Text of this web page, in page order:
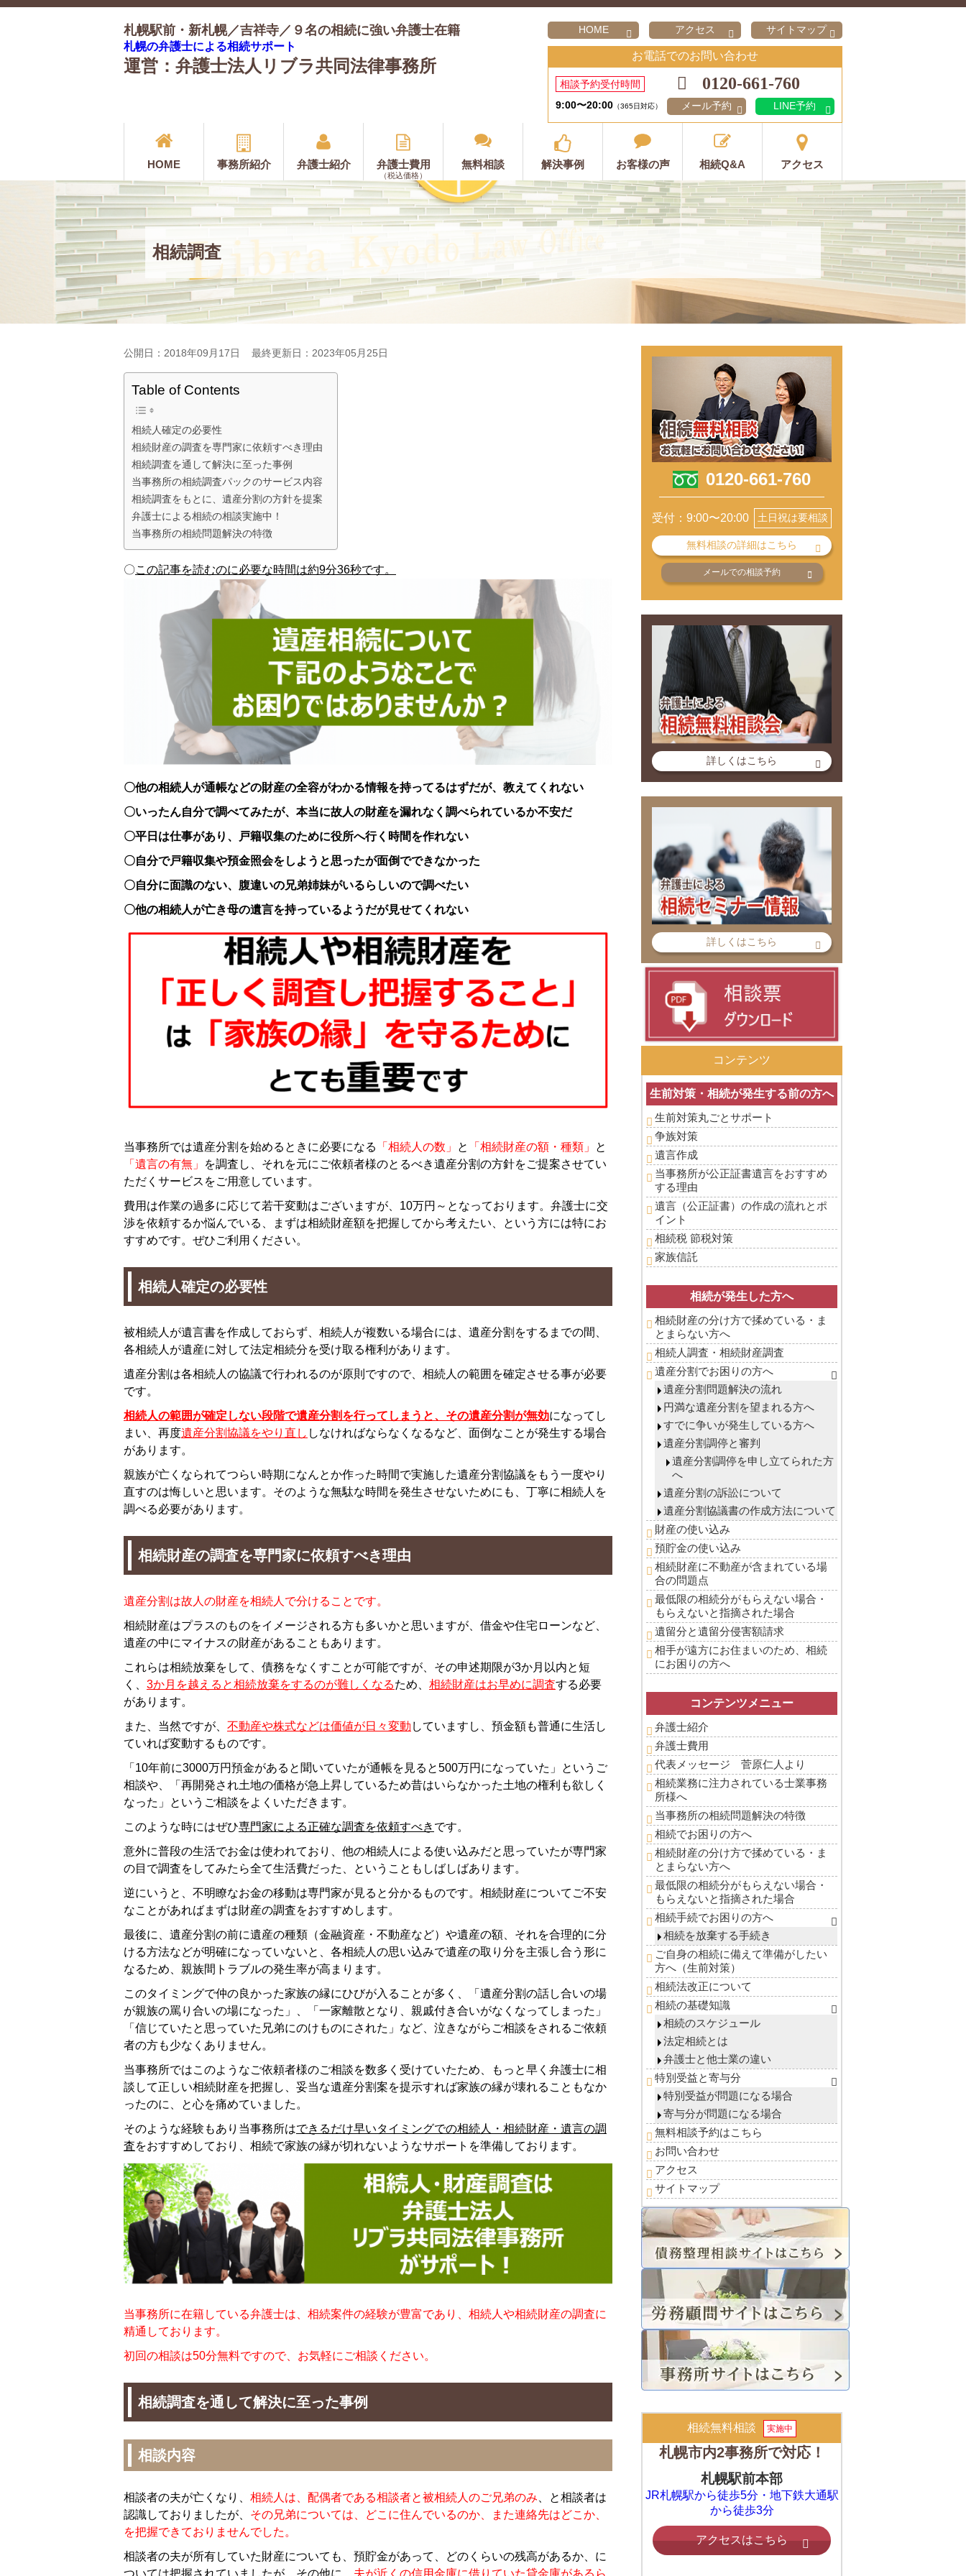
札幌駅前・新札幌／吉祥寺／９名の相続に強い弁護士在籍
札幌の弁護士による相続サポート
運営：弁護士法人リブラ共同法律事務所
HOME アクセス サイトマップ
お電話でのお問い合わせ
相談予約受付時間
9:00〜20:00 （365日対応）
0120-661-760
メール予約 LINE予約
HOME 事務所紹介 弁護士紹介 弁護士費用
（税込価格）
無料相談 解決事例 お客様の声 相続Q&A アクセス
相続調査
公開日：2018年09月17日 最終更新日：2023年05月25日
Table of Contents
相続人確定の必要性
相続財産の調査を専門家に依頼すべき理由
相続調査を通して解決に至った事例
当事務所の相続調査パックのサービス内容
相続調査をもとに、遺産分割の方針を提案
弁護士による相続の相談実施中！
当事務所の相続問題解決の特徴
〇この記事を読むのに必要な時間は約9分36秒です。
〇他の相続人が通帳などの財産の全容がわかる情報を持ってるはずだが、教えてくれない
〇いったん自分で調べてみたが、本当に故人の財産を漏れなく調べられているか不安だ
〇平日は仕事があり、戸籍収集のために役所へ行く時間を作れない
〇自分で戸籍収集や預金照会をしようと思ったが面倒でできなかった
〇自分に面識のない、腹違いの兄弟姉妹がいるらしいので調べたい
〇他の相続人が亡き母の遺言を持っているようだが見せてくれない
当事務所では遺産分割を始めるときに必要になる 「相続人の数」 と 「相続財産の額・種類」
と
「遺言の有無」
を調査し、それを元にご依頼者様のとるべき遺産分割の方針をご提案させてい
ただくサービスをご用意しています。
費用は作業の過多に応じて若干変動はございますが、10万円～となっております。弁護士に交
渉を依頼するか悩んでいる、まずは相続財産額を把握してから考えたい、という方には特にお
すすめです。ぜひご利用ください。
相続人確定の必要性
被相続人が遺言書を作成しておらず、相続人が複数いる場合には、遺産分割をするまでの間、
各相続人が遺産に対して法定相続分を受け取る権利があります。
遺産分割は各相続人の協議で行われるのが原則ですので、相続人の範囲を確定させる事が必要
です。
相続人の範囲が確定しない段階で遺産分割を行ってしまうと、その遺産分割が無効になってし
まい、再度遺産分割協議をやり直し しなければならなくなるなど、面倒なことが発生する場合
があります。
親族が亡くなられてつらい時期になんとか作った時間で実施した遺産分割協議をもう一度やり
直すのは悔しいと思います。そのような無駄な時間を発生させないためにも、丁寧に相続人を
調べる必要があります。
相続財産の調査を専門家に依頼すべき理由
遺産分割は故人の財産を相続人で分けることです。
相続財産はプラスのものをイメージされる方も多いかと思いますが、借金や住宅ローンなど、
遺産の中にマイナスの財産があることもあります。
これらは相続放棄をして、債務をなくすことが可能ですが、その申述期限が3か月以内と短
く、 3か月を越えると相続放棄をするのが難しくなるため、 相続財産はお早めに調査する必要
があります。
また、当然ですが、 不動産や株式などは価値が日々変動 していますし、預金額も普通に生活し
ていれば変動するものです。
「10年前に3000万円預金があると聞いていたが通帳を見ると500万円になっていた」というご
相談や、「再開発され土地の価格が急上昇しているため昔はいらなかった土地の権利も欲しく
なった」というご相談をよくいただきます。
このような時にはぜひ専門家による正確な調査を依頼すべき です。
意外に普段の生活でお金は使われており、他の相続人による使い込みだと思っていたが専門家
の目で調査をしてみたら全て生活費だった、ということもしばしばあります。
逆にいうと、不明瞭なお金の移動は専門家が見ると分かるものです。相続財産についてご不安
なことがあればまずは財産の調査をおすすめします。
最後に、遺産分割の前に遺産の種類（金融資産・不動産など）や遺産の額、それを合理的に分
ける方法などが明確になっていないと、各相続人の思い込みで遺産の取り分を主張し合う形に
なるため、親族間トラブルの発生率が高まります。
このタイミングで仲の良かった家族の縁にひびが入ることが多く、「遺産分割の話し合いの場
が親族の罵り合いの場になった」、「一家離散となり、親戚付き合いがなくなってしまった」
「信じていたと思っていた兄弟にのけものにされた」など、泣きながらご相談をされるご依頼
者の方も少なくありません。
当事務所ではこのようなご依頼者様のご相談を数多く受けていたため、もっと早く弁護士に相
談して正しい相続財産を把握し、妥当な遺産分割案を提示すれば家族の縁が壊れることもなか
ったのに、と心を痛めていました。
そのような経験もあり当事務所はできるだけ早いタイミングでの相続人・相続財産・遺言の調
査をおすすめしており、相続で家族の縁が切れないようなサポートを準備しております。
当事務所に在籍している弁護士は、相続案件の経験が豊富であり、相続人や相続財産の調査に
精通しております。
初回の相談は50分無料ですので、お気軽にご相談ください。
相続調査を通して解決に至った事例
相談内容
相談者の夫が亡くなり、 相続人は、配偶者である相談者と被相続人のご兄弟のみ 、と相談者は
認識しておりましたが、 その兄弟については、どこに住んでいるのか、また連絡先はどこか、
を把握できておりませんでした。
相談者の夫が所有していた財産についても、預貯金があって、どのくらいの残高があるか、に
ついては把握されていましたが、その他に、 夫が近くの信用金庫に借りていた貸金庫があるら
0120-661-760
受付：9:00〜20:00 土日祝は要相談
無料相談の詳細はこちら
メールでの相談予約
詳しくはこちら
詳しくはこちら
コンテンツ
生前対策・相続が発生する前の方へ
生前対策丸ごとサポート
争族対策
遺言作成
当事務所が公正証書遺言をおすすめ
する理由
遺言（公正証書）の作成の流れとポ
イント
相続税 節税対策
家族信託
相続が発生した方へ
相続財産の分け方で揉めている・ま
とまらない方へ
相続人調査・相続財産調査
遺産分割でお困りの方へ
遺産分割問題解決の流れ
円満な遺産分割を望まれる方へ
すでに争いが発生している方へ
遺産分割調停と審判
遺産分割調停を申し立てられた方
へ
遺産分割の訴訟について
遺産分割協議書の作成方法について
財産の使い込み
預貯金の使い込み
相続財産に不動産が含まれている場
合の問題点
最低限の相続分がもらえない場合・
もらえないと指摘された場合
遺留分と遺留分侵害額請求
相手が遠方にお住まいのため、相続
にお困りの方へ
コンテンツメニュー
弁護士紹介
弁護士費用
代表メッセージ 菅原仁人より
相続業務に注力されている士業事務
所様へ
当事務所の相続問題解決の特徴
相続でお困りの方へ
相続財産の分け方で揉めている・ま
とまらない方へ
最低限の相続分がもらえない場合・
もらえないと指摘された場合
相続手続でお困りの方へ
相続を放棄する手続き
ご自身の相続に備えて準備がしたい
方へ（生前対策）
相続法改正について
相続の基礎知識
相続のスケジュール
法定相続とは
弁護士と他士業の違い
特別受益と寄与分
特別受益が問題になる場合
寄与分が問題になる場合
無料相談予約はこちら
お問い合わせ
アクセス
サイトマップ
相続無料相談 実施中
札幌市内2事務所で対応！
札幌駅前本部
JR札幌駅から徒歩5分・地下鉄大通駅
から徒歩3分
アクセスはこちら